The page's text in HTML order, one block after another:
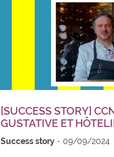
[SUCCESS STORY]
GUSTATIVE ET
Success story 09/09/2024